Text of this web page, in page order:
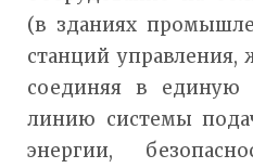
(в зданиях
станций
соединяя в единую
линию системы
энергии,